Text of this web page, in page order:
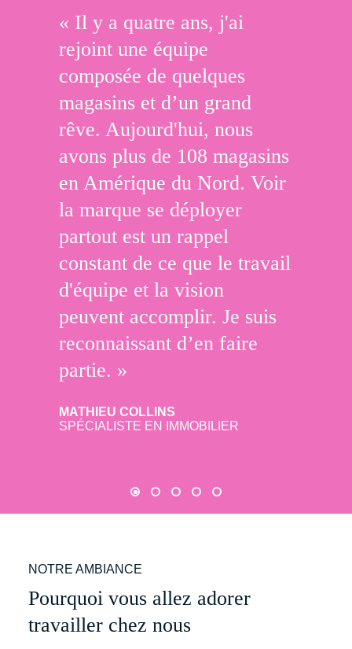
« Il y a quatre ans, j'ai
rejoint une équipe
composée de quelques
magasins et d’un grand
rêve. Aujourd'hui, nous
avons plus de 108 magasins
en Amérique du Nord. Voir
la marque se déployer
partout est un rappel
constant de ce que le travail
d'équipe et la vision
peuvent accomplir. Je suis
reconnaissant d’en faire
partie. »
MATHIEU COLLINS
SPÉCIALISTE EN IMMOBILIER
slide 0slide 1slide 2slide 3slide 4
NOTRE AMBIANCE
Pourquoi vous allez adorer
travailler chez nous